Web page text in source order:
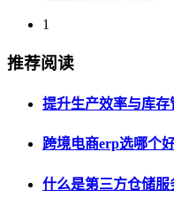
1
推荐阅读
提升生产效率与库
跨境电商erp选哪个
什么是第三方仓储